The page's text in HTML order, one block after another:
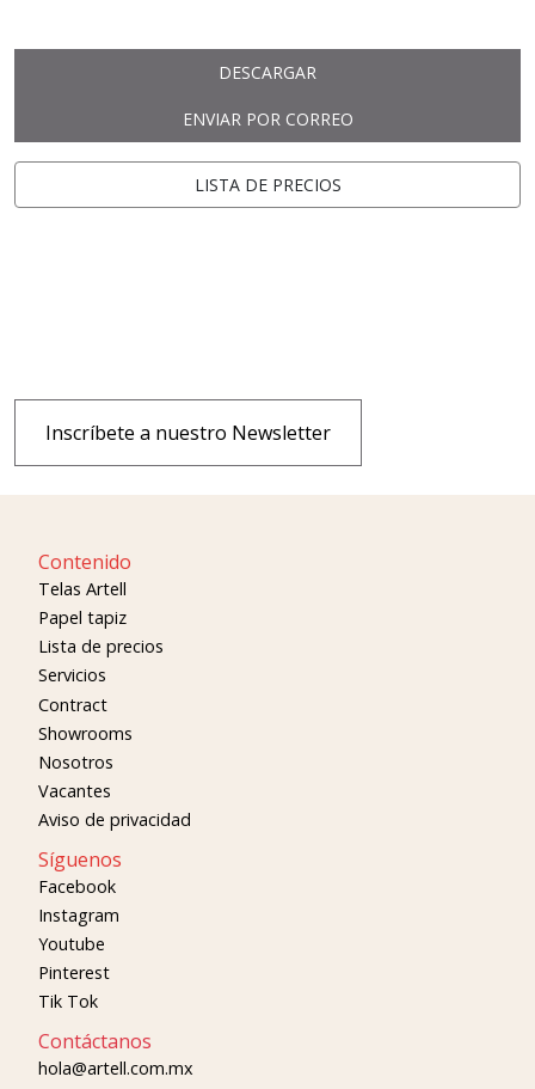
DESCARGAR
ENVIAR POR CORREO
LISTA DE PRECIOS
Inscríbete a nuestro Newsletter
Contenido
Telas Artell
Papel tapiz
Lista de precios
Servicios
Contract
Showrooms
Nosotros
Vacantes
Aviso de privacidad
Síguenos
Facebook
Instagram
Youtube
Pinterest
Tik Tok
Contáctanos
hola@artell.com.mx